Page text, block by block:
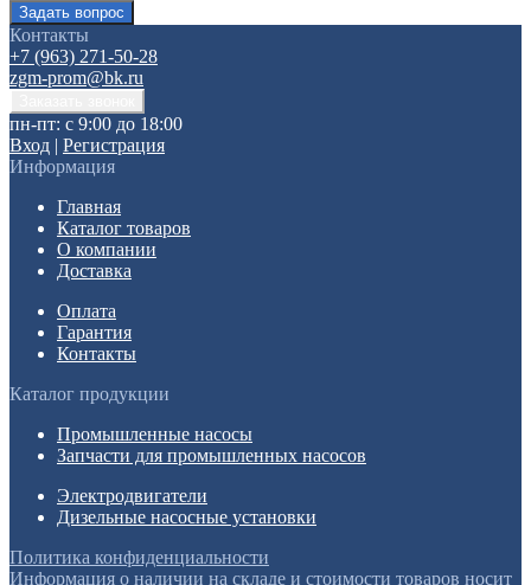
Контакты
+7 (963) 271-50-28
zgm-prom@bk.ru
пн-пт: с 9:00 до 18:00
Вход | Регистрация
Информация
Главная
Каталог товаров
О компании
Доставка
Оплата
Гарантия
Контакты
Каталог продукции
Промышленные насосы
Запчасти для промышленных насосов
Электродвигатели
Дизельные насосные установки
Политика конфиденциальности
Информация о наличии на складе и стоимости товаров носит